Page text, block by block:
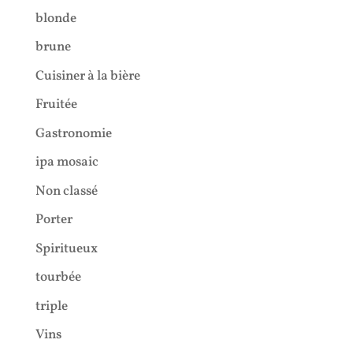
blonde
brune
Cuisiner à la bière
Fruitée
Gastronomie
ipa mosaic
Non classé
Porter
Spiritueux
tourbée
triple
Vins